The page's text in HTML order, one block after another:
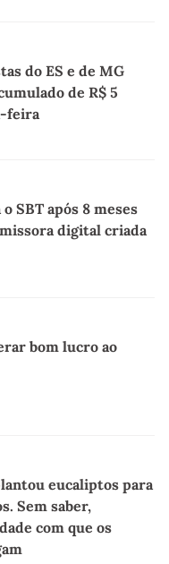
do ES e de MG
de R$ 5
feira
SBT após 8 meses
digital criada
bom lucro ao
eucaliptos para
Sem saber,
com que os